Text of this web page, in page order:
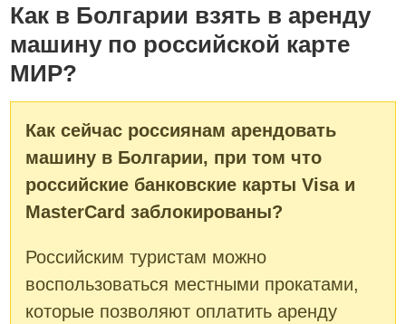
Как в Болгарии взять в аренду
машину по российской карте
МИР?
Как сейчас россиянам арендовать
машину в Болгарии, при том что
российские банковские карты Visa и
MasterCard заблокированы?
Российским туристам можно
воспользоваться местными прокатами,
которые позволяют оплатить аренду